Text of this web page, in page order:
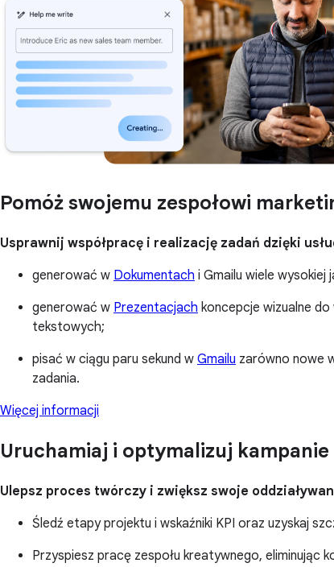
Pomóż swojemu zespołowi
Usprawnij współpracę i realizację zadań dzięki
generować w Dokumentach i Gmailu wiele wysokiej
generować w Prezentacjach koncepcje wizualne
tekstowych;
pisać w ciągu paru sekund w Gmailu zarówno nowe
zadania.
Więcej informacji
Uruchamiaj i optymalizuj kampanie
Ulepsz proces twórczy i zwiększ swoje
Śledź etapy projektu i wskaźniki KPI oraz uzyskaj
Przyspiesz pracę zespołu kreatywnego, eliminując